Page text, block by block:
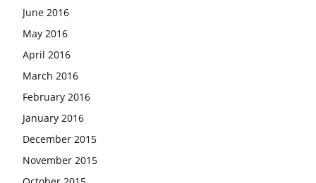
June 2016
May 2016
April 2016
March 2016
February 2016
January 2016
December 2015
November 2015